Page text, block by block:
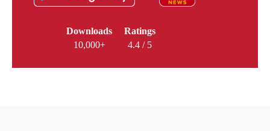
Downloads
10,000+
Ratings
4.4 / 5